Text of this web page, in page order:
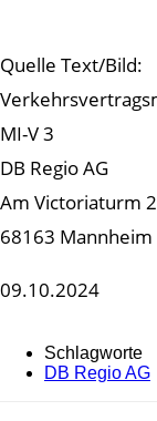
Quelle Text/Bild:
MI-V 3
DB Regio AG
Am Victoriaturm 2
68163 Mannheim
09.10.2024
Schlagworte
DB Regio AG